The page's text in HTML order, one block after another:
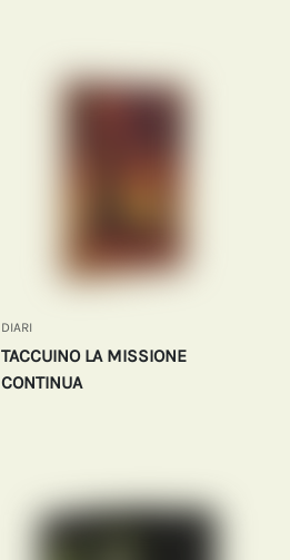
DIARI
TACCUINO LA MISSIONE
CONTINUA